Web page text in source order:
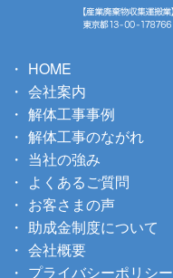
HOME
会社案内
解体工事事例
解体工事のながれ
当社の強み
よくあるご質問
お客さまの声
助成金制度について
会社概要
プライバシーポリシー